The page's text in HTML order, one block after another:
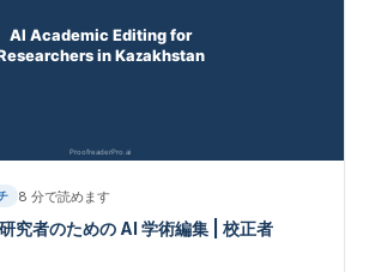
8 分で読めます
究者のための AI 学術編集 | 校正者